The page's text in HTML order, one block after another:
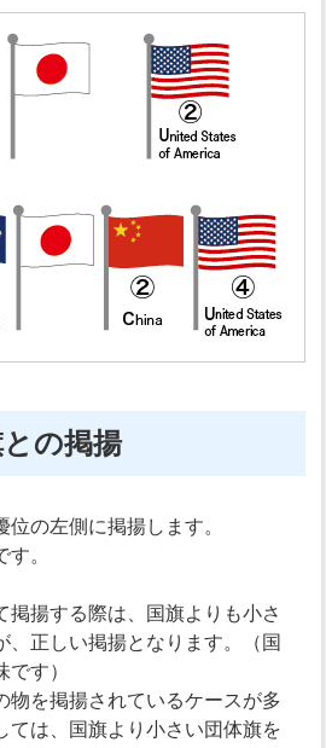
の掲揚
の左側に掲揚します。
。
掲揚する際は、国旗よりも小さ
、正しい掲揚となります。（国
す）
物を掲揚されているケースが多
ては、国旗より小さい団体旗を